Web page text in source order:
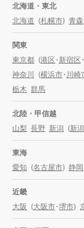
北海道・東北
北海道 (札幌市) 青森
関東
東京都 (港区・新宿区
神奈川
(横浜市・ 川崎
栃木 群馬
北陸・甲信越
山梨 長野 新潟 (新
東海
愛知 (名古屋市) 静岡
近畿
大阪 (大阪市・堺市)